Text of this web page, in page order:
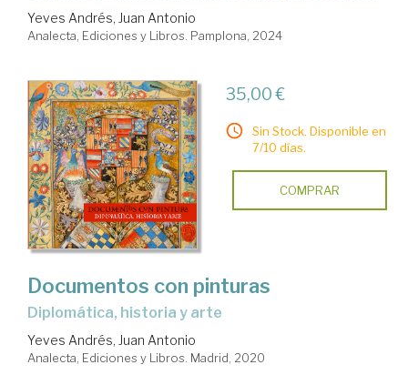
Yeves Andrés, Juan Antonio
Analecta, Ediciones y Libros. Pamplona, 2024
35,00 €
Sin Stock. Disponible en
7/10 días.
COMPRAR
Documentos con pinturas
diplomática, historia y arte
Yeves Andrés, Juan Antonio
Analecta, Ediciones y Libros. Madrid, 2020